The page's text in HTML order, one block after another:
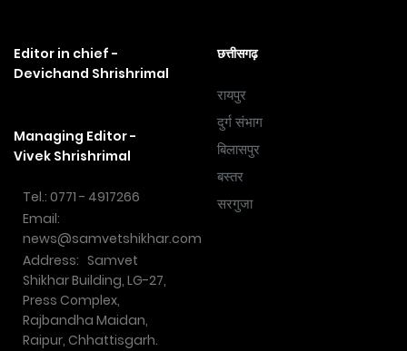
Editor in chief -
Devichand Shrishrimal
Managing Editor -
Vivek Shrishrimal
Tel.: 0771 - 4917266
Email:
news@samvetshikhar.com
Address: Samvet
Shikhar Building, LG-27,
Press Complex,
Rajbandha Maidan,
Raipur, Chhattisgarh.
छत्तीसगढ़
रायपुर
दुर्ग संभाग
बिलासपुर
बस्तर
सरगुजा